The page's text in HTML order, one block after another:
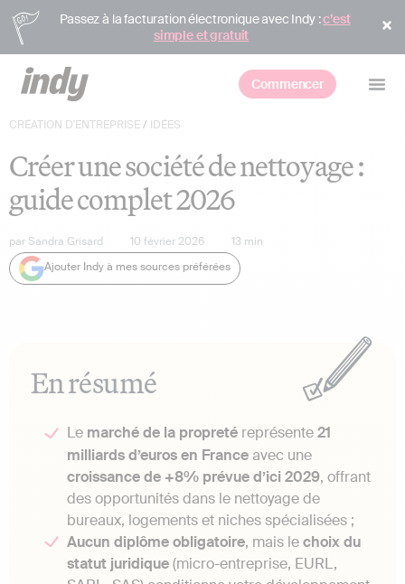
Passez à la facturation électronique avec Indy :c’est
simple et gratuit
Commencer
CRÉATION D'ENTREPRISE/ IDÉES
Créer une société de nettoyage :
guide complet 2026
par Sandra Grisard 10 février 2026 13 min
Ajouter Indy à mes sources préférées
En résumé
Le marché de la propreté représente21
milliards d’euros en Franceavec une
croissance de +8% prévue d’ici 2029, offrant
des opportunités dans le nettoyage de
bureaux, logements et niches spécialisées ;
Aucun diplôme obligatoire, mais lechoix du
statut juridique(micro-entreprise, EURL,